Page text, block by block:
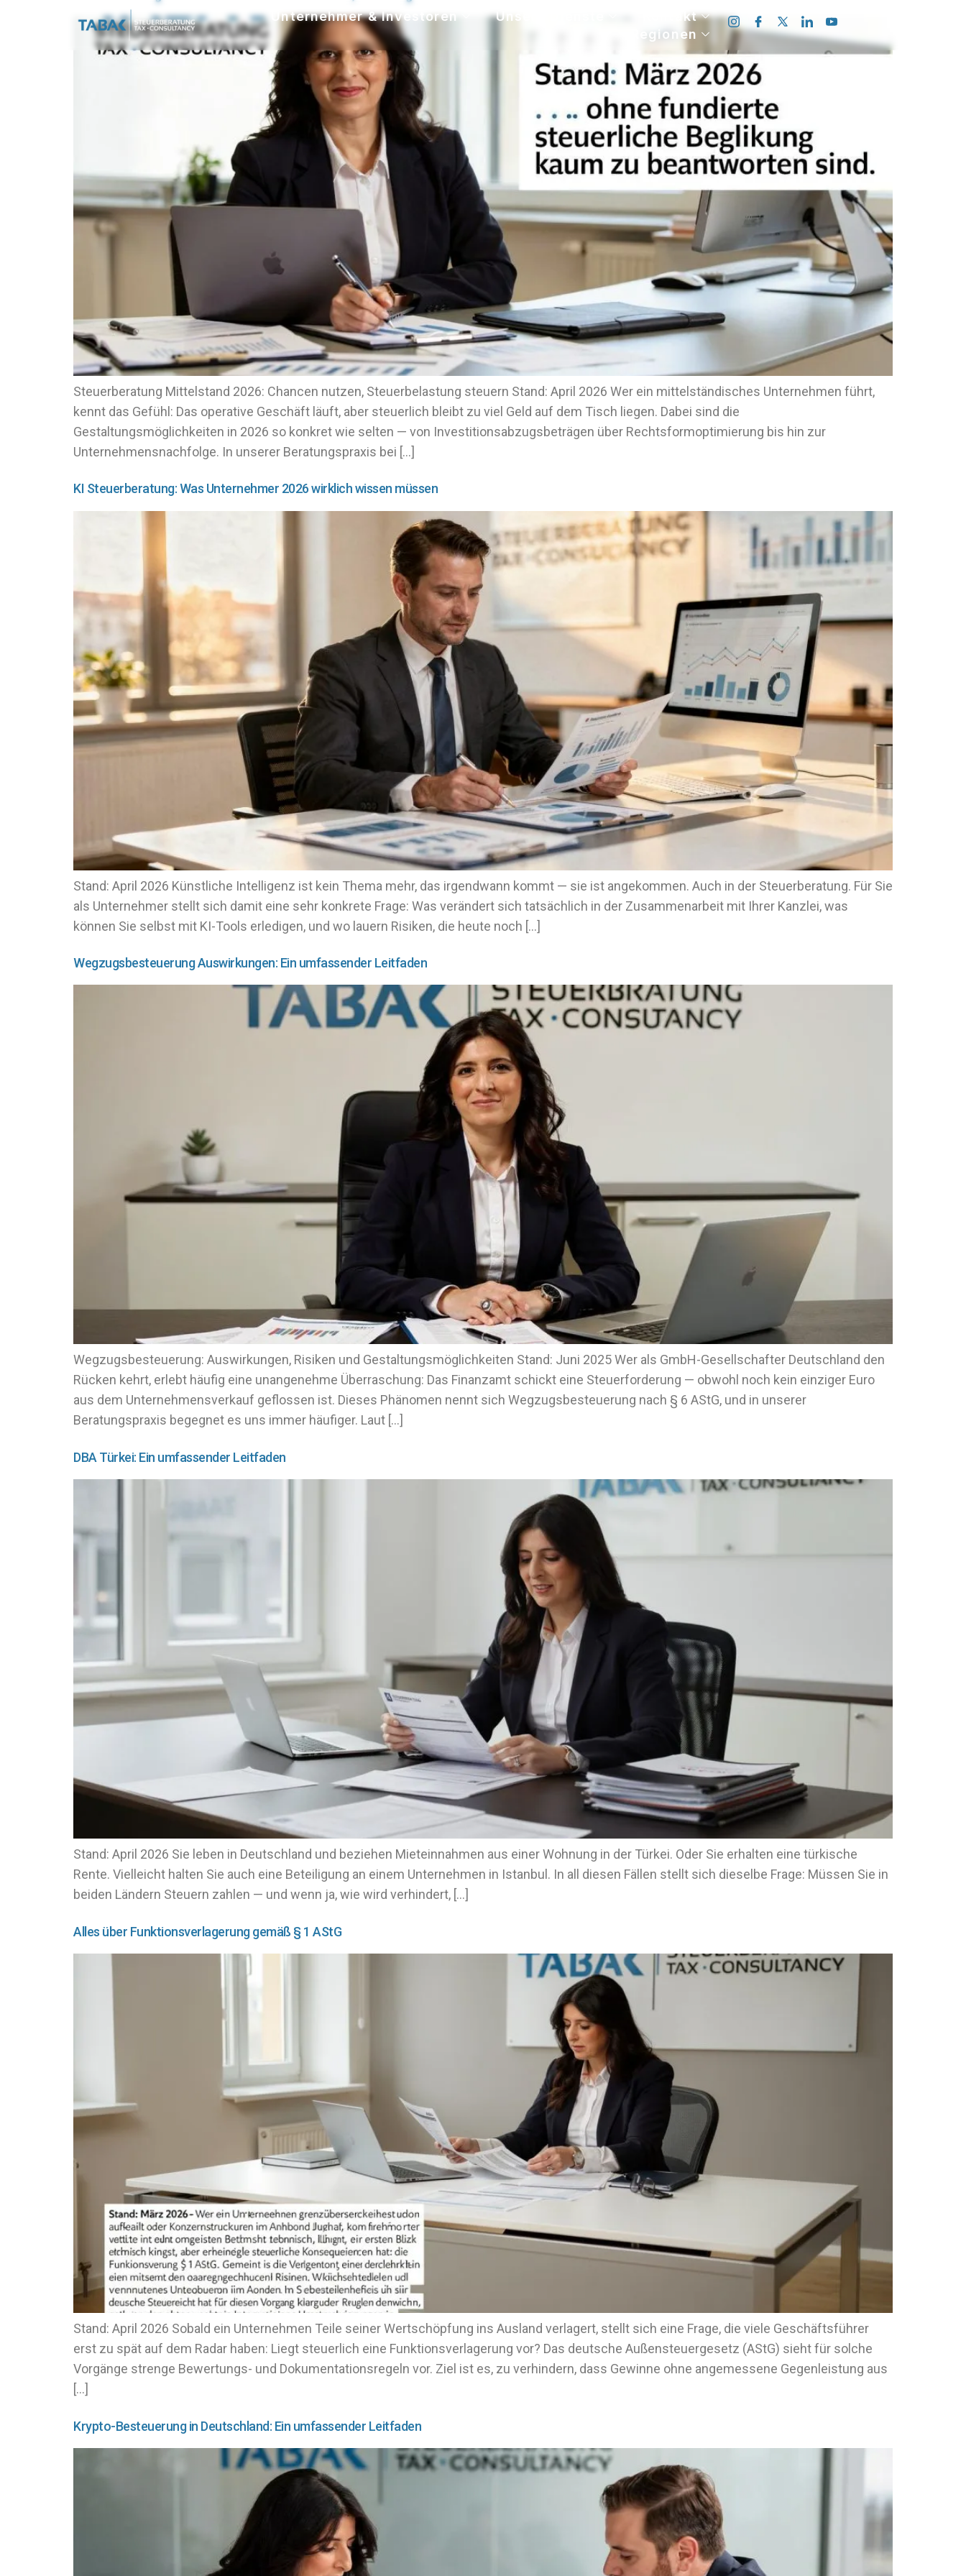
Unternehmer & Investoren Unsere Dienste
Kontakt
Regionen
Steuerberatung Mittelstand 2026: Chancen nutzen, Steuerbelastung steuern Stand: April 2026 Wer ein mittelständisches Unternehmen führt,
kennt das Gefühl: Das operative Geschäft läuft, aber steuerlich bleibt zu viel Geld auf dem Tisch liegen. Dabei sind die
Gestaltungsmöglichkeiten in 2026 so konkret wie selten — von Investitionsabzugsbeträgen über Rechtsformoptimierung bis hin zur
Unternehmensnachfolge. In unserer Beratungspraxis bei […]
KI Steuerberatung: Was Unternehmer 2026 wirklich wissen müssen
Stand: April 2026 Künstliche Intelligenz ist kein Thema mehr, das irgendwann kommt — sie ist angekommen. Auch in der Steuerberatung. Für Sie
als Unternehmer stellt sich damit eine sehr konkrete Frage: Was verändert sich tatsächlich in der Zusammenarbeit mit Ihrer Kanzlei, was
können Sie selbst mit KI-Tools erledigen, und wo lauern Risiken, die heute noch […]
Wegzugsbesteuerung Auswirkungen: Ein umfassender Leitfaden
Wegzugsbesteuerung: Auswirkungen, Risiken und Gestaltungsmöglichkeiten Stand: Juni 2025 Wer als GmbH-Gesellschafter Deutschland den
Rücken kehrt, erlebt häufig eine unangenehme Überraschung: Das Finanzamt schickt eine Steuerforderung — obwohl noch kein einziger Euro
aus dem Unternehmensverkauf geflossen ist. Dieses Phänomen nennt sich Wegzugsbesteuerung nach § 6 AStG, und in unserer
Beratungspraxis begegnet es uns immer häufiger. Laut […]
DBA Türkei: Ein umfassender Leitfaden
Stand: April 2026 Sie leben in Deutschland und beziehen Mieteinnahmen aus einer Wohnung in der Türkei. Oder Sie erhalten eine türkische
Rente. Vielleicht halten Sie auch eine Beteiligung an einem Unternehmen in Istanbul. In all diesen Fällen stellt sich dieselbe Frage: Müssen Sie in
beiden Ländern Steuern zahlen — und wenn ja, wie wird verhindert, […]
Alles über Funktionsverlagerung gemäß § 1 AStG
Stand: April 2026 Sobald ein Unternehmen Teile seiner Wertschöpfung ins Ausland verlagert, stellt sich eine Frage, die viele Geschäftsführer
erst zu spät auf dem Radar haben: Liegt steuerlich eine Funktionsverlagerung vor? Das deutsche Außensteuergesetz (AStG) sieht für solche
Vorgänge strenge Bewertungs- und Dokumentationsregeln vor. Ziel ist es, zu verhindern, dass Gewinne ohne angemessene Gegenleistung aus
[…]
Krypto-Besteuerung in Deutschland: Ein umfassender Leitfaden